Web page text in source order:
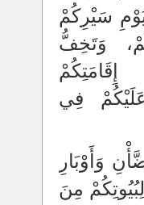
سَيْرِكُمْ
وَتَخِفُّ
فِي
وَأَوْبَارِ
لِبُيُوتِكُمْ مِنَ